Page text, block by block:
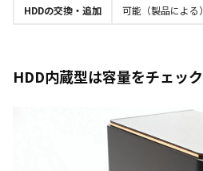
HDDの交換・追加
可能（製品による）
HDD内蔵型は容量をチェック